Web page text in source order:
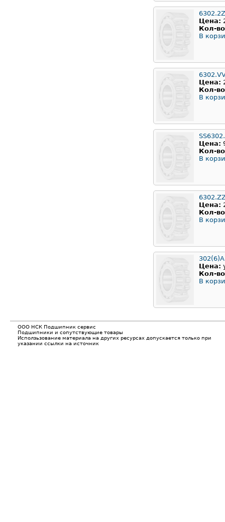
Цена:
Кол-
В
Цена:
Кол-
В
Цена:
Кол-
В
Цена:
Кол-
В
Цена:
Кол-
В
ООО НСК Подшипник сервис
Подшипники и сопутствующие товары
Исползьзование материала на других ресурсах допускается только при
указании ссылки на источник